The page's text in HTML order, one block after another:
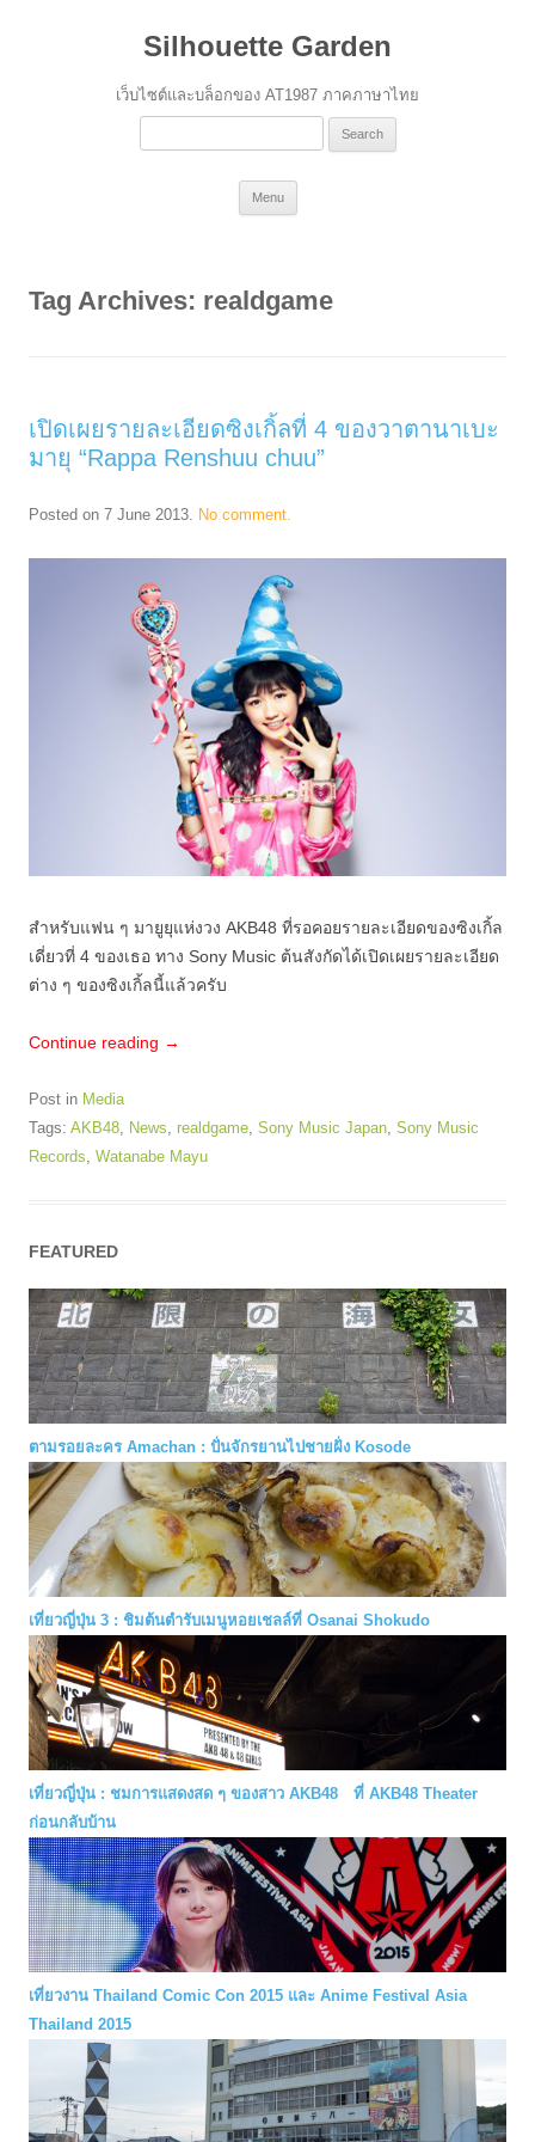
Silhouette Garden
เว็บไซต์และบล็อกของ AT1987 ภาคภาษาไทย
Search
Menu
Tag Archives: realdgame
เปิดเผยรายละเอียดซิงเกิ้ลที่ 4 ของวาตานาเบะ
มายุ “Rappa Renshuu chuu”
Posted on 7 June 2013. No comment.
สำหรับแฟน ๆ มายูยุแห่งวง AKB48 ที่รอคอยรายละเอียดของซิงเกิ้ล
เดี่ยวที่ 4 ของเธอ ทาง Sony Music ต้นสังกัดได้เปิดเผยรายละเอียด
ต่าง ๆ ของซิงเกิ้ลนี้แล้วครับ
Continue reading →
Post in Media
Tags: AKB48, News, realdgame, Sony Music Japan, Sony Music
Records, Watanabe Mayu
FEATURED
ตามรอยละคร Amachan : ปั่นจักรยานไปชายฝั่ง Kosode
เที่ยวญี่ปุ่น 3 : ชิมต้นตำรับเมนูหอยเชลล์ที่ Osanai Shokudo
เที่ยวญี่ปุ่น : ชมการแสดงสด ๆ ของสาว AKB48 ที่ AKB48 Theater
ก่อนกลับบ้าน
เที่ยวงาน Thailand Comic Con 2015 และ Anime Festival Asia
Thailand 2015